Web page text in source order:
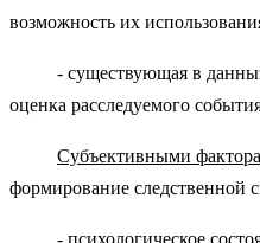
возможность их
- существующая в данный
оценка расследуемого
Субъективными
формирование следственной